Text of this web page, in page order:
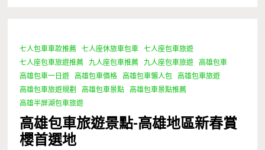
1 Minute
七人包車車款推薦 七人座休旅車包車
七人座包車旅遊
七人座包車旅遊推薦
九人座包車推薦 九人座包車旅遊
高雄包車
高雄包車一日遊
高雄包車價格 高雄包車懶人包
高雄包車旅遊
高雄包車旅遊規劃
高雄包車景點
高雄包車景點推薦
高雄半屏湖包車旅遊
高雄包車旅遊景點-高雄地區新春賞
櫻首選地